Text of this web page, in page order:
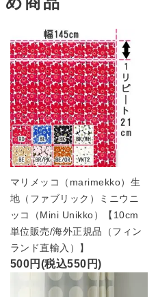
マリメッコ（marimekko）生
地（ファブリック）ミニウニ
ッコ（Mini Unikko）【10cm
単位販売/海外正規品（フィン
ランド直輸入）】
500円(税込550円)